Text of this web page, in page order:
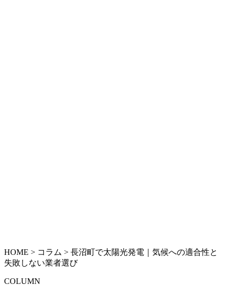
HOME > コラム > 長沼町で太陽光発電｜気候への適合性と
失敗しない業者選び
COLUMN